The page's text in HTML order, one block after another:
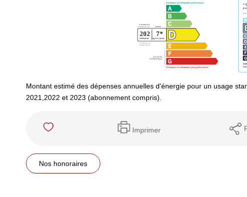
Montant estimé des dépenses annuelles d'énergie pour un usage
2021,2022 et 2023 (abonnement compris).
Imprimer
Nos honoraires